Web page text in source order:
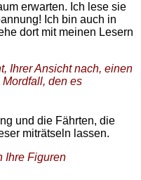
erwarten. Ich lese sie
Ich bin auch in
dort mit meinen Lesern
Ihrer Ansicht nach, einen
den es
und die Fährten, die
miträtseln lassen.
Ihre Figuren